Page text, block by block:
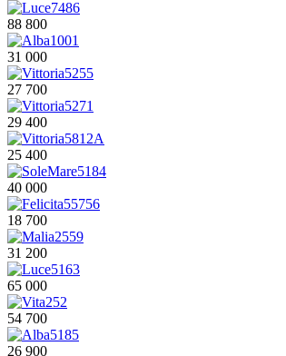
88 800
31 000
27 700
29 400
25 400
40 000
18 700
31 200
65 000
54 700
26 900